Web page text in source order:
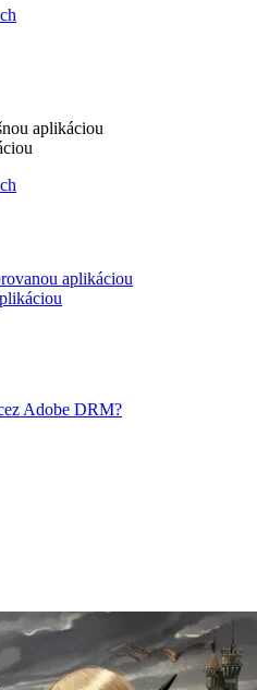
aplikáciou
aplikáciou
Adobe DRM?